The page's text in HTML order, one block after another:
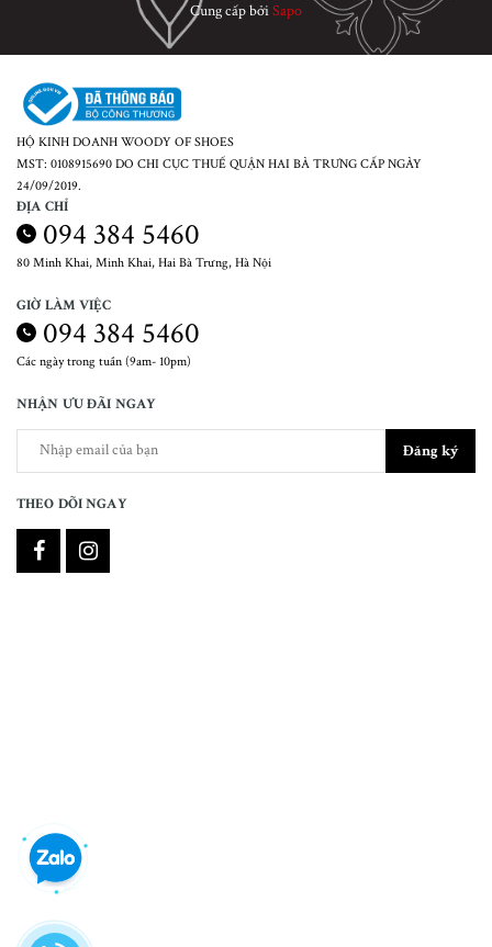
Cung cấp bởiSapo
HỘ KINH DOANH WOODY OF SHOES
MST: 0108915690 DO CHI CỤC THUẾ QUẬN HAI BÀ TRƯNG CẤP NGÀY
24/09/2019.
ĐỊA CHỈ
094 384 5460
80 Minh Khai, Minh Khai, Hai Bà Trưng, Hà Nội
GIỜ LÀM VIỆC
094 384 5460
Các ngày trong tuần (9am- 10pm)
NHẬN ƯU ĐÃI NGAY
Đăng ký
THEO DÕI NGAY